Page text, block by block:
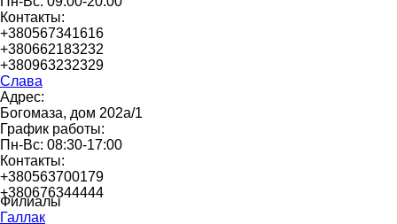
Контакты:
+380567341616
+380662183232
+380963232329
Слава
Адрес:
Богомаза, дом 202а/1
График работы:
Пн-Вс: 08:30-17:00
Контакты:
+380563700179
+380676344444
Филиалы
Галлак